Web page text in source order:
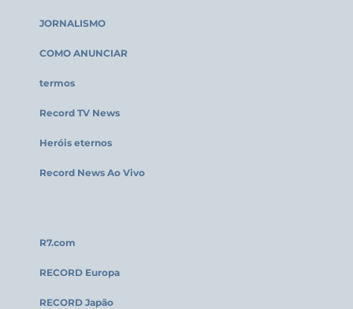
JORNALISMO
COMO ANUNCIAR
termos
Record TV News
Heróis eternos
Record News Ao Vivo
R7.com
RECORD Europa
RECORD Japão